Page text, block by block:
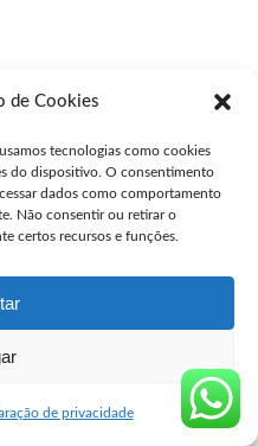
de Cookies
tecnologias como cookies
do dispositivo. O consentimento
dados como comportamento
Não consentir ou retirar o
certos recursos e funções.
de privacidade